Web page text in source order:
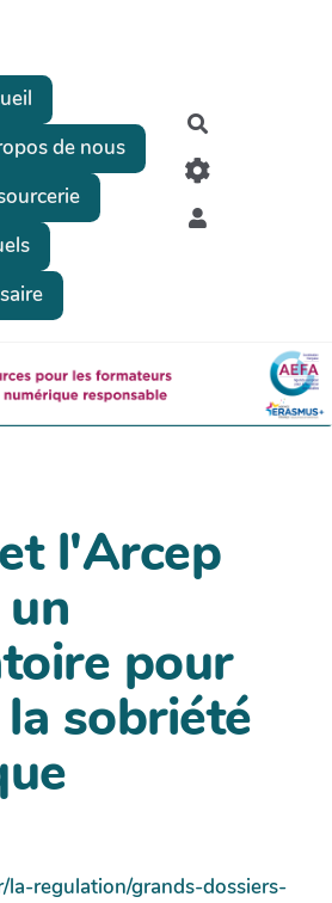
de nous
l'Arcep
pour
sobriété
la-regulation/grands-dossiers-